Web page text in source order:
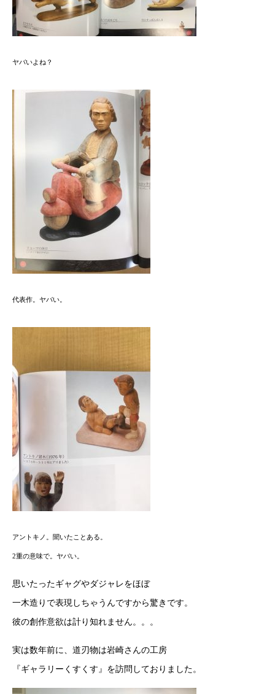
ヤバいよね？
代表作。ヤバい。
アントキノ。聞いたことある。
2重の意味で。ヤバい。
思いたったギャグやダジャレをほぼ
一木造りで表現しちゃうんですから驚きです。
彼の創作意欲は計り知れません。。。
実は数年前に、道刃物は岩崎さんの工房
『ギャラリーくすくす』を訪問しておりました。